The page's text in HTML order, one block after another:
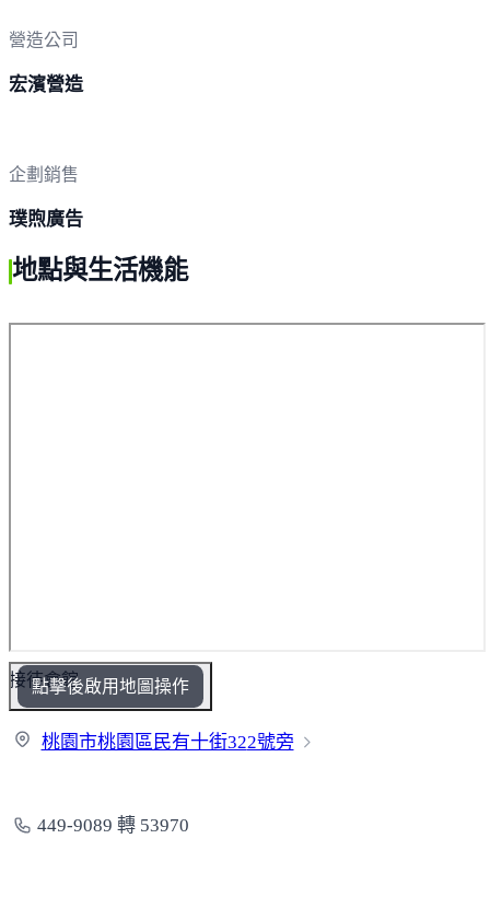
營造公司
宏濱營造
企劃銷售
璞煦廣告
地點與生活機能
點擊後啟用地圖操作
接待會館
桃園市桃園區民有十街322號旁
449-9089 轉 53970